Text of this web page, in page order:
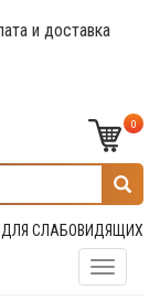
и доставка
0
ДЛЯ СЛАБОВИДЯЩИХ